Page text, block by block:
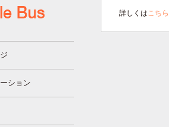
ション
詳しくはこちら